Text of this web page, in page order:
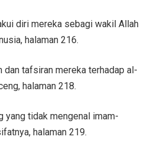
diri mereka sebagi wakil Allah
halaman 216.
tafsiran mereka terhadap al-
halaman 218.
yang tidak mengenal imam-
halaman 219.